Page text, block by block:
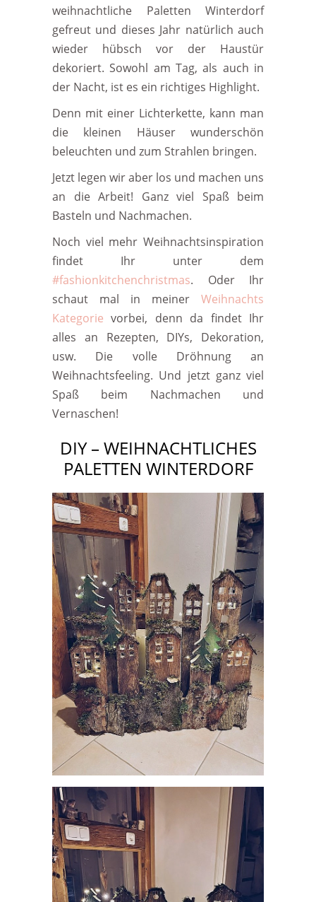
weihnachtliche Paletten Winterdorf
gefreut und dieses Jahr natürlich auch
wieder hübsch vor der Haustür
dekoriert. Sowohl am Tag, als auch in
der Nacht, ist es ein richtiges Highlight.
Denn mit einer Lichterkette, kann man
die kleinen Häuser wunderschön
beleuchten und zum Strahlen bringen.
Jetzt legen wir aber los und machen uns
an die Arbeit! Ganz viel Spaß beim
Basteln und Nachmachen.
Noch viel mehr Weihnachtsinspiration
findet Ihr unter dem
#fashionkitchenchristmas. Oder Ihr
schaut mal in meiner Weihnachts
Kategorie vorbei, denn da findet Ihr
alles an Rezepten, DIYs, Dekoration,
usw. Die volle Dröhnung an
Weihnachtsfeeling. Und jetzt ganz viel
Spaß beim Nachmachen und
Vernaschen!
DIY – WEIHNACHTLICHES
PALETTEN WINTERDORF